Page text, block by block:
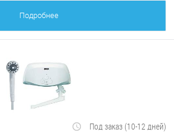
Подробнее
Под заказ (10-12 дней)